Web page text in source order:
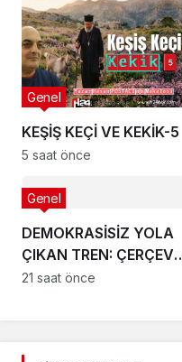
KEŞİŞ KEÇİ VE KEKİK-5
Genel
5 saat önce
DEMOKRASİSİZ YOLA
ÇIKAN TREN: ÇERÇEVE
YASANIN ÇIKMAZI
Genel
21 saat önce